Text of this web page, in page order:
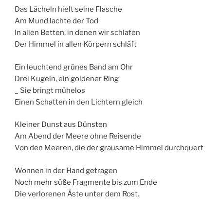
Das Lächeln hielt seine Flasche
Am Mund lachte der Tod
In allen Betten, in denen wir schlafen
Der Himmel in allen Körpern schläft
Ein leuchtend grünes Band am Ohr
Drei Kugeln, ein goldener Ring
_ Sie bringt mühelos
Einen Schatten in den Lichtern gleich
Kleiner Dunst aus Dünsten
Am Abend der Meere ohne Reisende
Von den Meeren, die der grausame Himmel durchquert
Wonnen in der Hand getragen
Noch mehr süße Fragmente bis zum Ende
Die verlorenen Äste unter dem Rost.